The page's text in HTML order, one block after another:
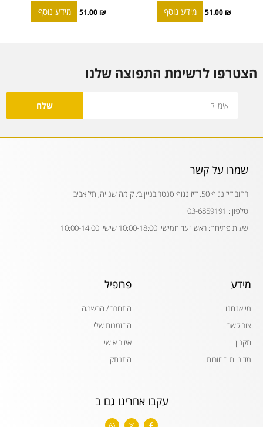
51.00 ₪ מידע נוסף 51.00 ₪ מידע נוסף
הצטרפו לרשימת התפוצה שלנו
שלח
שמרו על קשר
רחוב דיזינגוף 50, דיזינגוף סנטר בניין ב׳, קומה שנייה, תל אביב
טלפון : 03-6859191
שעות פתיחה: ראשון עד חמישי: 10:00-18:00 שישי: 10:00-14:00
מידע
מי אנחנו
צור קשר
תקנון
מדיניות החזרות
פרופיל
התחבר / הרשמה
ההזמנות שלי
איזור אישי
התנתק
עקבו אחרינו גם ב
F
I
W